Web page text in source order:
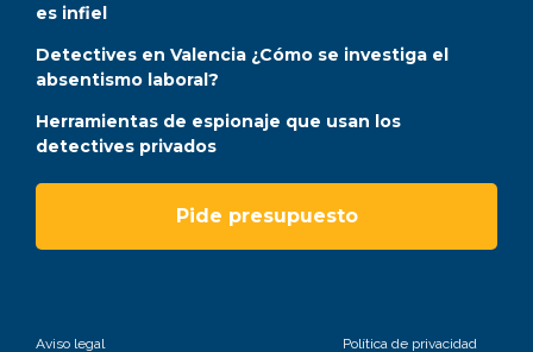
es infiel
Detectives en Valencia ¿Cómo se investiga el
absentismo laboral?
Herramientas de espionaje que usan los
detectives privados
Pide presupuesto
Aviso legal Política de privacidad